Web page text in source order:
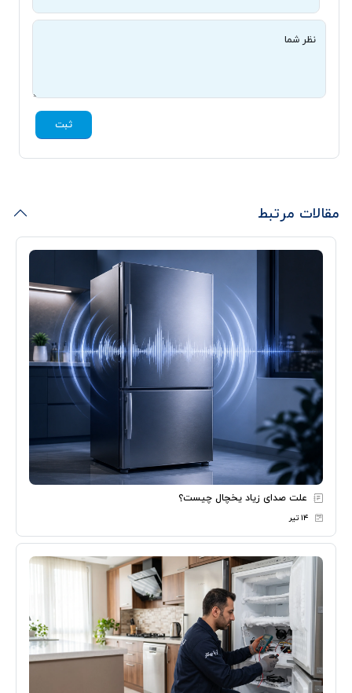
نظر شما
ثبت
مقالات مرتبط
علت صدای زیاد یخچال چیست؟
۱۴ تیر